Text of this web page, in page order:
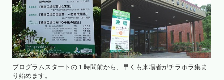
プログラムスタートの１時間前から、早くも来場者がチラホラ集ま
り始めます。